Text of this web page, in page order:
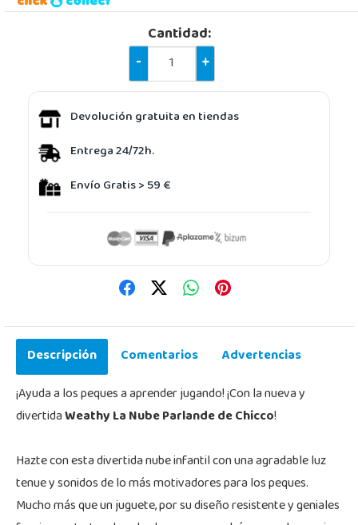
Cantidad:
-
+
Devolución gratuita en tiendas
Entrega 24/72h.
Envío Gratis > 59 €
Descripción Comentarios
Advertencias
¡Ayuda a los peques a aprender jugando! ¡Con la nueva y
divertidaWeathy La Nube Parlande de Chicco!
Hazte con esta divertida nube infantil con una agradable luz
tenue y sonidos de lo más motivadores para los peques.
Mucho más que un juguete, por su diseño resistente y geniales